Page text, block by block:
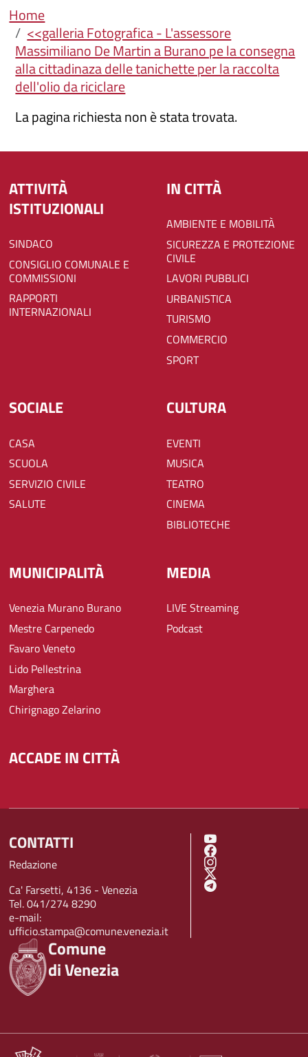
Briciole di pane
Home
<<galleria Fotografica - L'assessore
Massimiliano De Martin a Burano pe la consegna
alla cittadinaza delle tanichette per la raccolta
dell'olio da riciclare
La pagina richiesta non è stata trovata.
ATTIVITÀ
ISTITUZIONALI
SINDACO
CONSIGLIO COMUNALE E
COMMISSIONI
RAPPORTI
INTERNAZIONALI
IN CITTÀ
AMBIENTE E MOBILITÀ
SICUREZZA E PROTEZIONE
CIVILE
LAVORI PUBBLICI
URBANISTICA
TURISMO
COMMERCIO
SPORT
SOCIALE
CASA
SCUOLA
SERVIZIO CIVILE
SALUTE
CULTURA
EVENTI
MUSICA
TEATRO
CINEMA
BIBLIOTECHE
MUNICIPALITÀ
Venezia Murano Burano
Mestre Carpenedo
Favaro Veneto
Lido Pellestrina
Marghera
Chirignago Zelarino
MEDIA
LIVE Streaming
Podcast
ACCADE IN CITTÀ
Comune
di Venezia
CONTATTI
Redazione
Ca' Farsetti, 4136 - Venezia
Tel. 041/274 8290
e-mail:
ufficio.stampa@comune.venezia.it
SOCIAL MENU